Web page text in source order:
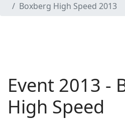
Boxberg High Speed 2013
Event 2013 -
High Speed